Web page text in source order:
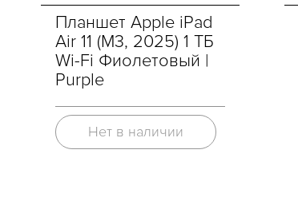
Планшет Apple iPad
Air 11 (M3, 2025) 1 ТБ
Wi-Fi Фиолетовый |
Purple
Нет в наличии